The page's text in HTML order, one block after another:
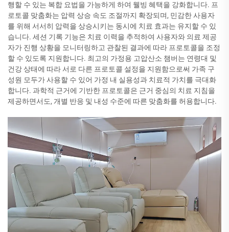
행할 수 있는 복합 요법을 가능하게 하여 웰빙 혜택을 강화합니다. 프
로토콜 맞춤화는 압력 상승 속도 조절까지 확장되며, 민감한 사용자
를 위해 서서히 압력을 상승시키는 동시에 치료 효과는 유지할 수 있
습니다. 세션 기록 기능은 치료 이력을 추적하여 사용자와 의료 제공
자가 진행 상황을 모니터링하고 관찰된 결과에 따라 프로토콜을 조정
할 수 있도록 지원합니다. 최고의 가정용 고압산소 챔버는 연령대 및
건강 상태에 따라 서로 다른 프로토콜 설정을 지원함으로써 가족 구
성원 모두가 사용할 수 있어 가정 내 실용성과 치료적 가치를 극대화
합니다. 과학적 근거에 기반한 프로토콜은 근거 중심의 치료 지침을
제공하면서도, 개별 반응 및 내성 수준에 따른 맞춤화를 허용합니다.